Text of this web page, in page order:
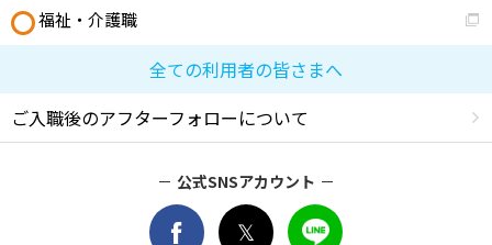
福祉・介護職
全ての利用者の皆さまへ
ご入職後のアフターフォローについて
公式SNSアカウント